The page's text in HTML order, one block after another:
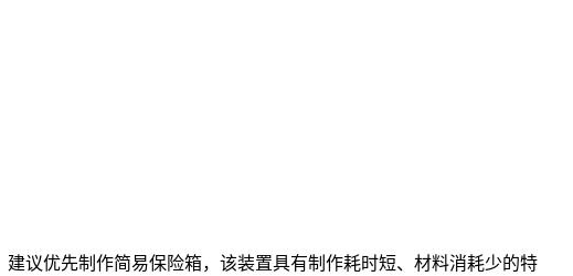
议优先制作简易保险箱，该装置具有制作耗时短、材料消耗少的特